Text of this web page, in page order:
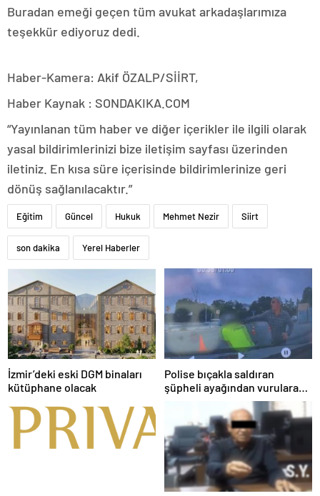
Buradan emeği geçen tüm avukat arkadaşlarımıza
teşekkür ediyoruz dedi.
Haber-Kamera: Akif ÖZALP/SİİRT,
Haber Kaynak : SONDAKIKA.COM
“Yayınlanan tüm haber ve diğer içerikler ile ilgili olarak
yasal bildirimlerinizi bize iletişim sayfası üzerinden
iletiniz. En kısa süre içerisinde bildirimlerinize geri
dönüş sağlanılacaktır.”
Eğitim Güncel Hukuk Mehmet Nezir Siirt
son dakika Yerel Haberler
İzmir’deki eski DGM binaları
kütüphane olacak
Polise bıçakla saldıran
şüpheli ayağından vurularak